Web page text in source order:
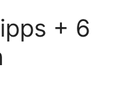
+ 6